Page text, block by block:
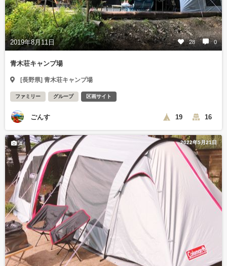
2019年8月11日 28 0
青木荘キャンプ場
[長野県] 青木荘キャンプ場
ファミリー グループ 区画サイト
ごんす 19 16
2022年5月21日
4